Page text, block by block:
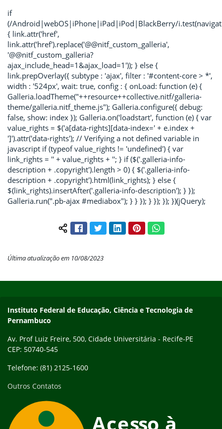
if
(/Android|webOS|iPhone|iPad|iPod|BlackBerry/
{ link.attr('href',
link.attr('href').replace('@@nitf_custom_galleria',
'@@nitf_custom_galleria?
ajax_include_head=1&ajax_load=1')); } else {
link.prepOverlay({ subtype : 'ajax', filter : '#content-core > *',
width : '524px', wait: true, config : { onLoad: function (e) {
Galleria.loadTheme("++resource++collective.nitf/galleria-
theme/galleria.nitf_theme.js"); Galleria.configure({ debug:
false, show: index }); Galleria.on('loadstart', function (e) { var
value_rights = $('a[data-rights][data-index=' + e.index +
']').attr('data-rights'); // Verifying a not defined variable in
javascript if (typeof value_rights != 'undefined') { var
link_rights = '' + value_rights + ''; } if ($('.galleria-info-
description + .copyright').length > 0) { $('.galleria-info-
description + .copyright').html(link_rights); } else {
$(link_rights).insertAfter('.galleria-info-description'); } });
Galleria.run(".pb-ajax #mediabox"); } } }); } }); }); })(jQuery);
Compartilhar conteúdo:
FacebookTwitterLinkedInPinterestWhatsApp
Última atualização em 10/08/2023
Instituto Federal de Educação, Ciência e Tecnologia de
Pernambuco
Av. Prof Luiz Freire, 500, Cidade Universitária - Recife-PE
CEP: 50740-545
Telefone: (81) 2125-1600
Outros Contatos